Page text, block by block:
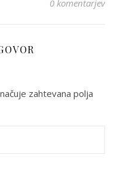
0 komentarjev
zahtevana polja